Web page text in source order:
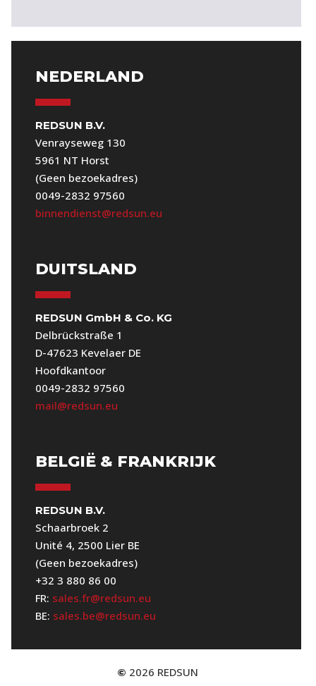
NEDERLAND
REDSUN B.V.
Venrayseweg 130
5961 NT Horst
(Geen bezoekadres)
0049-2832 97560
binnendienst@redsun.eu
DUITSLAND
REDSUN GmbH & Co. KG
Delbrückstraße 1
D-47623 Kevelaer DE
Hoofdkantoor
0049-2832 97560
mail@redsun.eu
BELGIË & FRANKRIJK
REDSUN B.V.
Schaarbroek 2
Unité 4, 2500 Lier BE
(Geen bezoekadres)
+32 3 880 86 00
FR: sales.fr@redsun.eu
BE: sales.be@redsun.eu
© 2026 REDSUN